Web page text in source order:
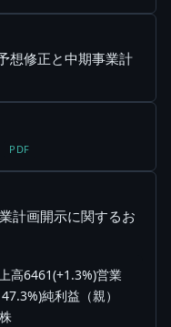
想修正と中期事業計
PDF
計画開示に関するお
高6461(+1.3%)営業
純利益（親）